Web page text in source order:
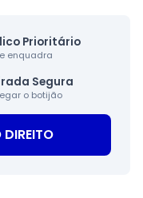
Prioritário
enquadra
Segura
o botijão
DIREITO